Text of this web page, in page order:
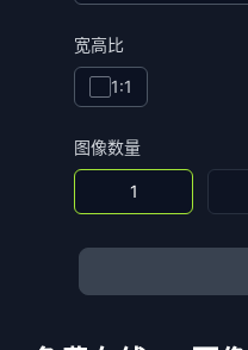
宽高比
1:1
图像数量
1